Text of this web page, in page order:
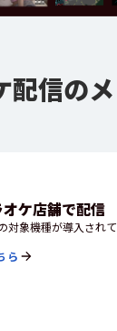
配信の
ケ店舗で配信
の対象機種が導入され
ら